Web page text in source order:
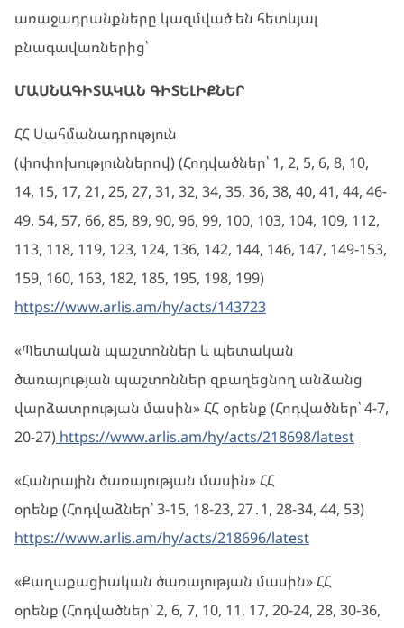
առաջադրանքները կազմված են հետևյալ
բնագավառներից՝
ՄԱՍՆԱԳԻՏԱԿԱՆ ԳԻՏԵԼԻՔՆԵՐ
ՀՀ Սահմանադրություն
(փոփոխություններով) (Հոդվածներ՝ 1, 2, 5, 6, 8, 10,
14, 15, 17, 21, 25, 27, 31, 32, 34, 35, 36, 38, 40, 41, 44, 46-
49, 54, 57, 66, 85, 89, 90, 96, 99, 100, 103, 104, 109, 112,
113, 118, 119, 123, 124, 136, 142, 144, 146, 147, 149-153,
159, 160, 163, 182, 185, 195, 198, 199)
https://www.arlis.am/hy/acts/143723
«Պետական պաշտոններ և պետական
ծառայության պաշտոններ զբաղեցնող անձանց
վարձատրության մասին» ՀՀ օրենք (Հոդվածներ՝ 4-7,
20-27) https://www.arlis.am/hy/acts/218698/latest
«Հանրային ծառայության մասին» ՀՀ
օրենք (Հոդվաձներ՝ 3-15, 18-23, 27․1, 28-34, 44, 53)
https://www.arlis.am/hy/acts/218696/latest
«Քաղաքացիական ծառայության մասին» ՀՀ
օրենք (Հոդվածներ՝ 2, 6, 7, 10, 11, 17, 20-24, 28, 30-36,